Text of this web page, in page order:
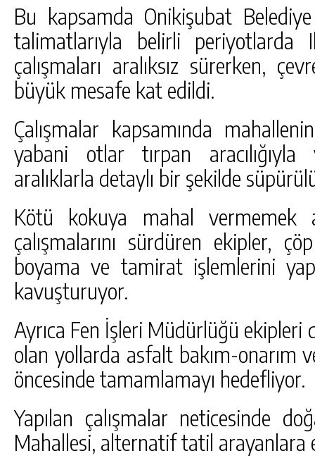
Bu kapsamda Onikişubat
talimatlarıyla belirli periyotlarda
çalışmaları aralıksız sürerken,
büyük mesafe kat edildi.
Çalışmalar kapsamında
yabani otlar tırpan
aralıklarla detaylı bir şekilde
Kötü kokuya mahal vermemek
çalışmalarını sürdüren ekipler,
boyama ve tamirat işlemlerini
kavuşturuyor.
Ayrıca Fen İşleri Müdürlüğü ekipleri
olan yollarda asfalt bakım-onarım
öncesinde tamamlamayı hedefliyor.
Yapılan çalışmalar neticesinde
Mahallesi, alternatif tatil arayanlara